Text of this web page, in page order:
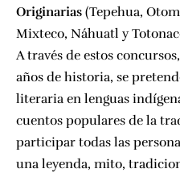
Originarias (Tepehua,
Mixteco, Náhuatl y
A través de estos
años de historia, se
literaria en lenguas
cuentos populares de la
participar todas las
una leyenda, mito,